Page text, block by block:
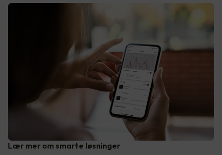
Lær mer om smarte løsninger